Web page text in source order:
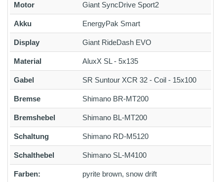
Motor Giant SyncDrive Sport2
Akku EnergyPak Smart
Display Giant RideDash EVO
Material AluxX SL - 5x135
Gabel SR Suntour XCR 32 - Coil - 15x100
Bremse Shimano BR-MT200
Bremshebel Shimano BL-MT200
Schaltung Shimano RD-M5120
Schalthebel Shimano SL-M4100
Farben: pyrite brown, snow drift